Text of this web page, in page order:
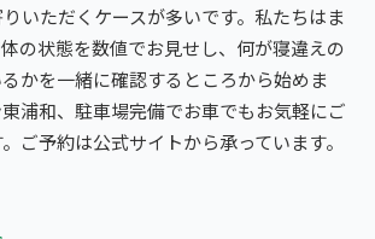
いただくケースが多いです。私たちはま
の状態を数値でお見せし、何が寝違えの
かを一緒に確認するところから始めま
浦和、駐車場完備でお車でもお気軽にご
ご予約は公式サイトから承っています。